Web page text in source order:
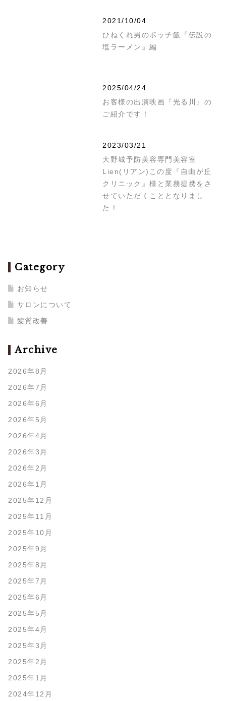
2021/10/04
ひねくれ男のボッチ飯『伝説の
塩ラーメン』編
2025/04/24
お客様の出演映画『光る川』の
ご紹介です！
2023/03/21
大野城予防美容専門美容室
Lien(リアン)この度『自由が丘
クリニック』様と業務提携をさ
せていただくこととなりまし
た！
Category
お知らせ
サロンについて
髪質改善
Archive
2026年8月
2026年7月
2026年6月
2026年5月
2026年4月
2026年3月
2026年2月
2026年1月
2025年12月
2025年11月
2025年10月
2025年9月
2025年8月
2025年7月
2025年6月
2025年5月
2025年4月
2025年3月
2025年2月
2025年1月
2024年12月